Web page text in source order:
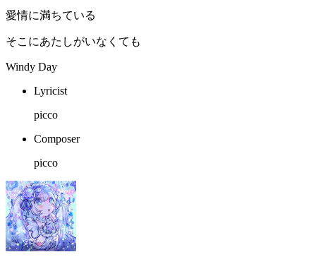
愛情に満ちている
そこにあたしがいなくても
Windy Day
Lyricist
picco
Composer
picco